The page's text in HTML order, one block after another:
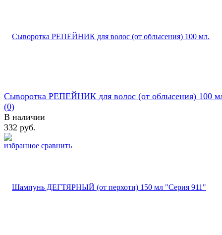
избранное сравнить
Сыворотка РЕПЕЙНИК для волос (от облысения) 100
(0)
В наличии
332 руб.